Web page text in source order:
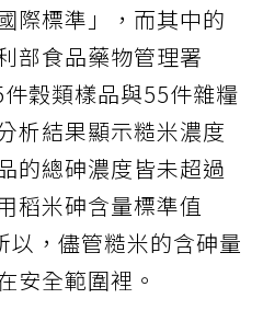
際標準」，而其中的
部食品藥物管理署
穀類樣品與55件雜糧
析結果顯示糙米濃度
的總砷濃度皆未超過
稻米砷含量標準值
，儘管糙米的含砷量
安全範圍裡。